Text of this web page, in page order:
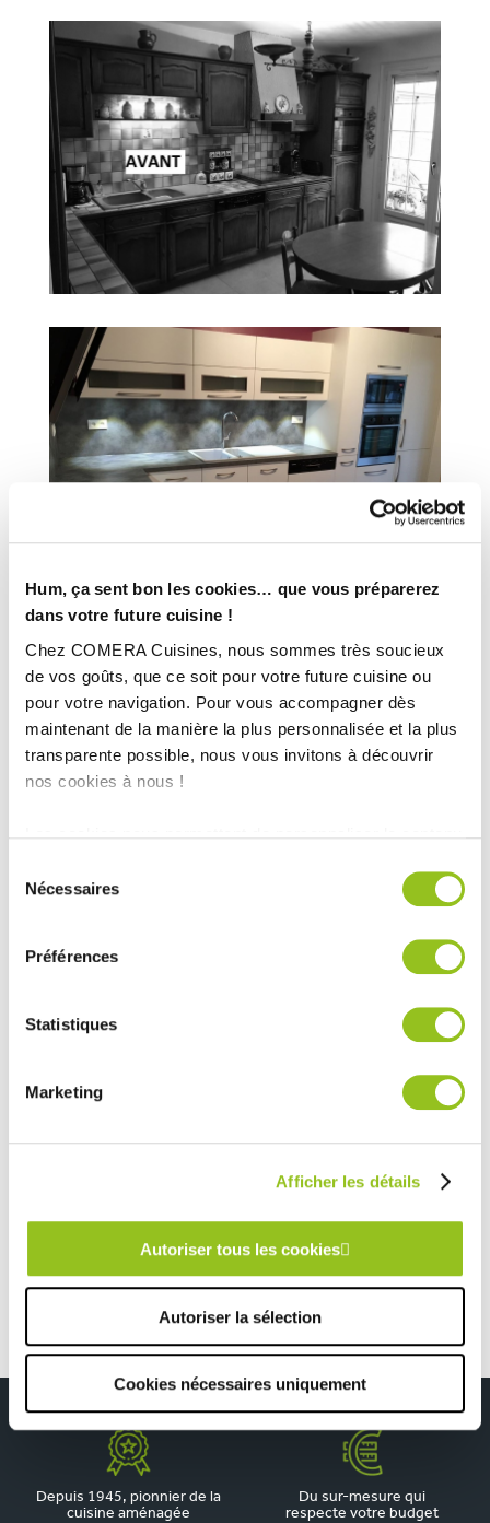
Hum, ça sent bon les cookies… que vous préparerez
dans votre future cuisine !
Chez COMERA Cuisines, nous sommes très soucieux
de vos goûts, que ce soit pour votre future cuisine ou
pour votre navigation. Pour vous accompagner dès
maintenant de la manière la plus personnalisée et la plus
transparente possible, nous vous invitons à découvrir
nos cookies à nous !
médias sociaux et d'analyser notre trafic. Nous
partageons également des informations sur l'utilisation de
notre site avec nos partenaires de médias sociaux, de
publicité et d'analyse, qui peuvent combiner celles-ci
ou qu'ils ont collectées lors de votre utilisation de leurs
Nécessaires
Préférences
Statistiques
Marketing
Afficher les détails
Autoriser tous les cookies
Autoriser la sélection
Cookies nécessaires uniquement
INFORMATIONS
TECHNIQUES :
Superficie :
11m2
COMERA Cuisines à la Chapelle Saint-Aubin (72)
TOUTES NOS RÉALISATIONS
Cuisine contemporaine et fonctionnelle
Depuis 1945, pionnier de la
cuisine aménagée
Du sur-mesure qui
respecte votre budget